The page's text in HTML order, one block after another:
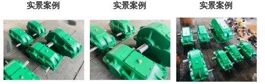
实景案例 实景案例 实景案例